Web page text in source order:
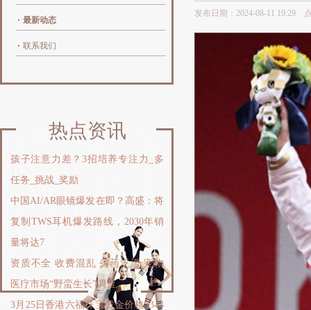
最新动态
联系我们
热点资讯
孩子注意力差？3招培养专注力_多
任务_挑战_奖励
中国AI/AR眼镜爆发在即？高盛：将
复制TWS耳机爆发路线，2030年销
量将达7
资质不全 收费混乱 劣药泛滥 宠物
医疗市场“野蛮生长”调查
3月25日香港六福珠宝黄金价格3344
发布日期：2024-08-11 19:29